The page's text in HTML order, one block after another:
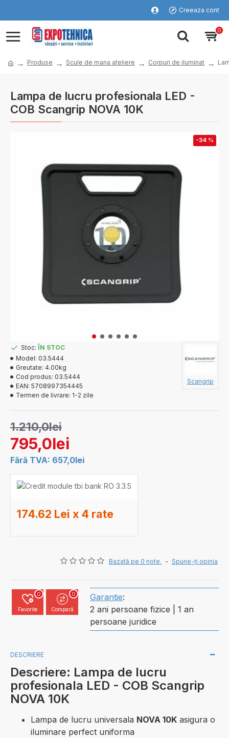
Creeaza cont
0
Produse Scule de mana ateliere Corpuri de iluminat
Lampa de lucru profesionala LED -
COB Scangrip NOVA 10K
-34 %
Bazată pe 0 note. - Spune-ţi opinia
795,0lei
1.210,0lei
Fără TVA: 657,0lei
Stoc: ÎN STOC
Model: 03.5444
Greutate: 4.00kg
Cod produs: 03.5444
EAN: 5708997354445
Termen de livrare: 1-2 zile
Scangrip
174.62 Lei x 4 rate
Favorite
0
Compară
0 Garantie:
2 ani persoane fizice | 1 an
persoane juridice
DESCRIERE
Descriere: Lampa de lucru
profesionala LED - COB Scangrip
NOVA 10K
Lampa de lucru universala NOVA 10K asigura o
iluminare perfect uniforma